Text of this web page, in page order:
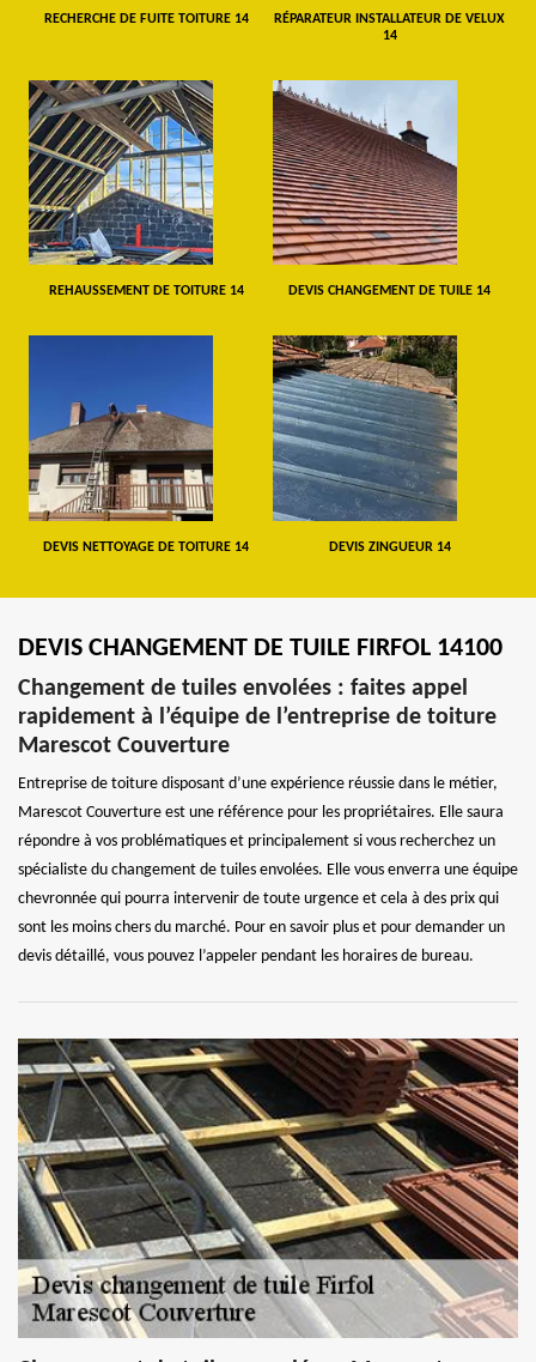
RECHERCHE DE FUITE TOITURE 14
RÉPARATEUR INSTALLATEUR DE VELUX
14
REHAUSSEMENT DE TOITURE 14 DEVIS CHANGEMENT DE TUILE 14
DEVIS NETTOYAGE DE TOITURE 14 DEVIS ZINGUEUR 14
DEVIS CHANGEMENT DE TUILE FIRFOL 14100
Changement de tuiles envolées : faites appel
rapidement à l’équipe de l’entreprise de toiture
Marescot Couverture
Entreprise de toiture disposant d’une expérience réussie dans le métier,
Marescot Couverture est une référence pour les propriétaires. Elle saura
répondre à vos problématiques et principalement si vous recherchez un
spécialiste du changement de tuiles envolées. Elle vous enverra une équipe
chevronnée qui pourra intervenir de toute urgence et cela à des prix qui
sont les moins chers du marché. Pour en savoir plus et pour demander un
devis détaillé, vous pouvez l’appeler pendant les horaires de bureau.